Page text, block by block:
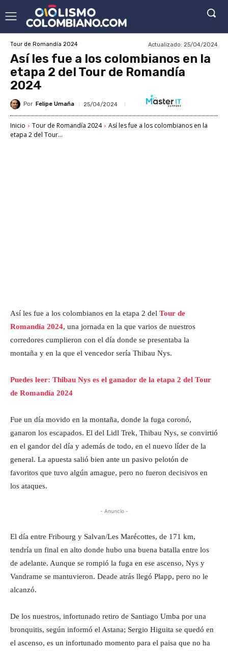
Tour de Romandía 2024 Actualizado: 25/04/2024
Así les fue a los colombianos en la
etapa 2 del Tour de Romandía
2024
Por Felipe Umaña 25/04/2024
Inicio Tour de Romandía 2024
Así les fue a los colombianos en la
etapa 2 del Tour...
Así les fue a los colombianos en la etapa 2 del Tour de
Romandía 2024, una jornada en la que varios de nuestros
corredores cumplieron con el día donde se presentaba la
montaña y en la que el vencedor sería Thibau Nys.
Puedes leer: Thibau Nys es el ganador de la etapa 2 del Tour
de Romandía 2024
Fue un día movido en la montaña, donde la fuga coronó,
ganaron los escapados. El del Lidl Trek, Thibau Nys, se convirtió
en el gandor del día y además de todo, en el nuevo líder de la
general. La apuesta salió bien ante un pasivo pelotón de
favoritos que tuvo algún amague, pero no fueron decisivos en
los ataques.
- Anuncio -
El día entre Fribourg y Salvan/Les Marécottes, de 171 km,
tendría un final en alto donde hubo una buena batalla entre los
de adelante. Aunque se rompió la fuga en ese ascenso, Nys y
Vandrame se mantuvieron. Deade atrás llegó Plapp, pero no le
alcanzó.
De los nuestros, infortunado retiro de Santiago Umba por una
bronquitis, según informó el Astana; Sergio Higuita se quedó en
el ascenso, es un infortunado momento para el paisa que no ha